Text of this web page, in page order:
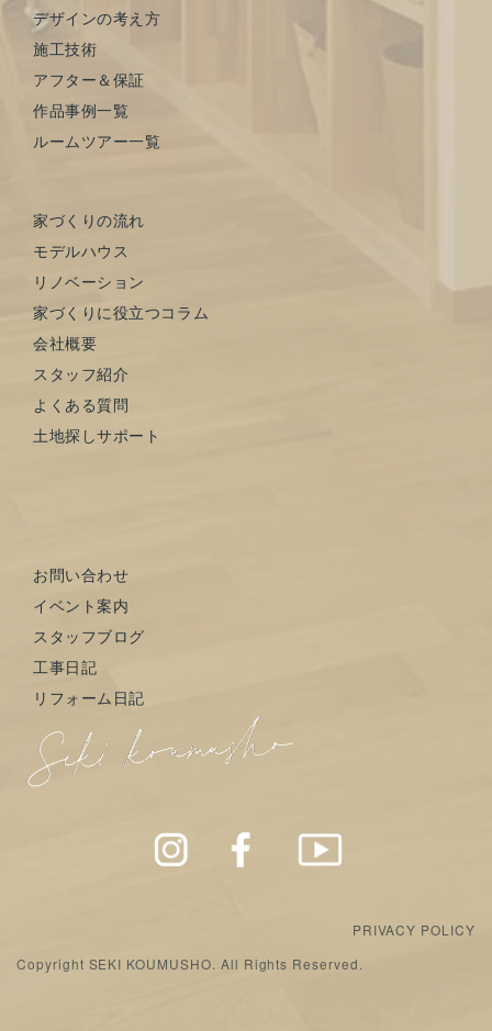
デザインの考え方
施工技術
アフター＆保証
作品事例一覧
ルームツアー一覧
家づくりの流れ
モデルハウス
リノベーション
家づくりに役立つコラム
会社概要
スタッフ紹介
よくある質問
土地探しサポート
お問い合わせ
イベント案内
スタッフブログ
工事日記
リフォーム日記
Copyright SEKI KOUMUSHO. All Rights Reserved.
PRIVACY POLICY